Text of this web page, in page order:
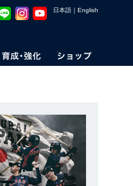
日本語 ｜ English